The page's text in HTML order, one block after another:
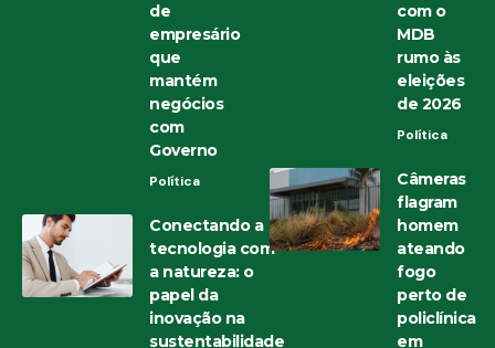
de
empresário
que
mantém
negócios
com
Governo
Política
Conectando a
tecnologia com
a natureza: o
papel da
inovação na
sustentabilidade
com o
MDB
rumo às
eleições
de 2026
Política
Câmeras
flagram
homem
ateando
fogo
perto de
policlínica
em